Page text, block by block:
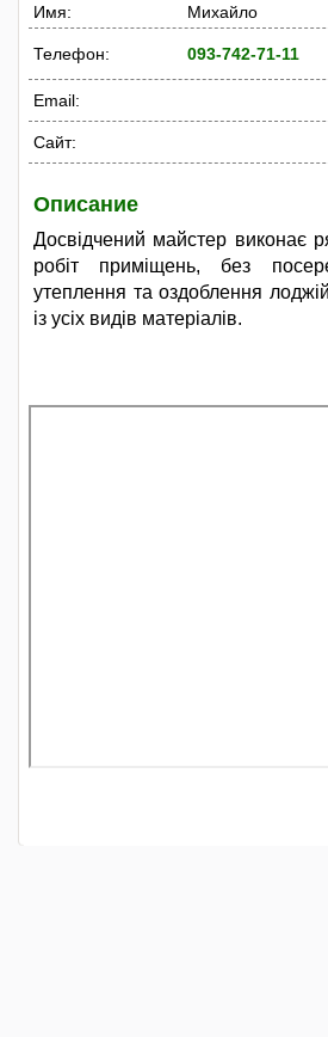
Имя:
Михайло
Телефон: 093-742-71-11
Email:
Сайт:
Описание
Досвідчений майстер виконає
робіт приміщень, без
утеплення та оздоблення
із усіх видів матеріалів.